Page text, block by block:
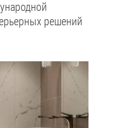
решений